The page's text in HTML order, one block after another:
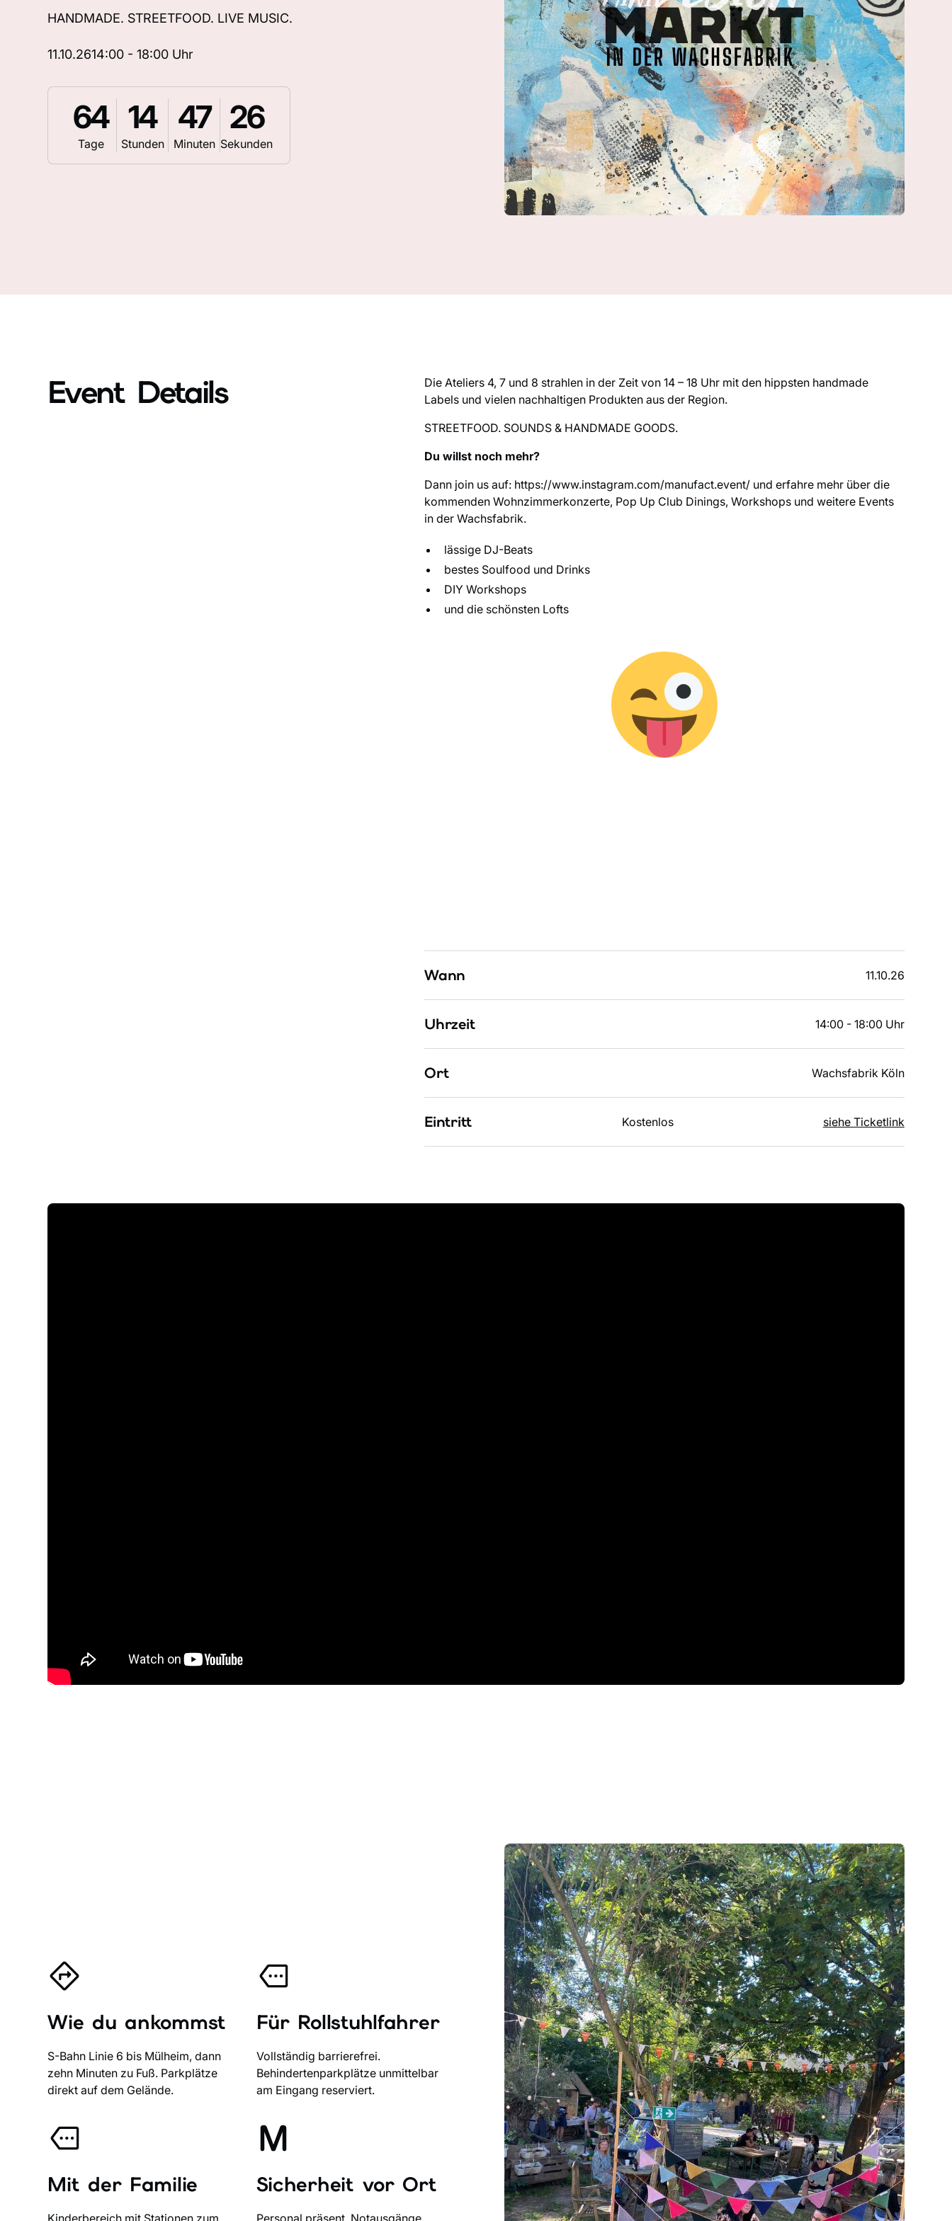
HANDMADE. STREETFOOD. LIVE MUSIC.
11.10.2614:00 - 18:00 Uhr
64
Tage
14
Stunden
47
Minuten
25
Sekunden
Event Details
Die Ateliers 4, 7 und 8 strahlen in der Zeit von 14 – 18 Uhr mit den hippsten handmade
Labels und vielen nachhaltigen Produkten aus der Region.
STREETFOOD. SOUNDS & HANDMADE GOODS.
Du willst noch mehr?
Dann join us auf: https://www.instagram.com/manufact.event/ und erfahre mehr über die
kommenden Wohnzimmerkonzerte, Pop Up Club Dinings, Workshops und weitere Events
in der Wachsfabrik.
lässige DJ-Beats
bestes Soulfood und Drinks
DIY Workshops
und die schönsten Lofts
Wann 11.10.26
Uhrzeit 14:00 - 18:00 Uhr
Ort Wachsfabrik Köln
Eintritt Kostenlos siehe Ticketlink
Wie du ankommst
S-Bahn Linie 6 bis Mülheim, dann
zehn Minuten zu Fuß. Parkplätze
direkt auf dem Gelände.
Für Rollstuhlfahrer
Vollständig barrierefrei.
Behindertenparkplätze unmittelbar
am Eingang reserviert.
Mit der Familie Sicherheit vor Ort